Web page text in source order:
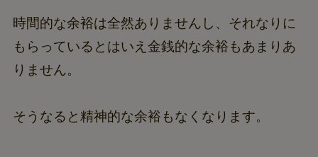
時間的な余裕は全然ありませんし、それなりに
もらっているとはいえ金銭的な余裕もあまりあ
りません。
そうなると精神的な余裕もなくなります。